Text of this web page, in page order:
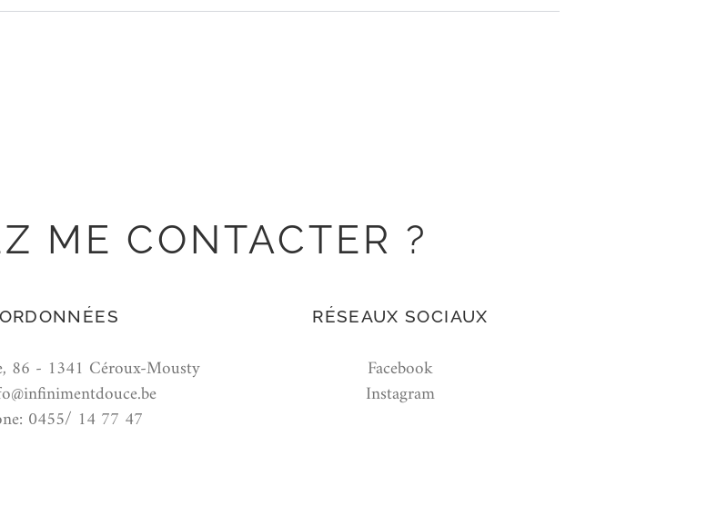
ME CONTACTER ?
86 - 1341 Céroux-Mousty
0455/ 14 77 47
RÉSEAUX SOCIAUX
Facebook
Instagram